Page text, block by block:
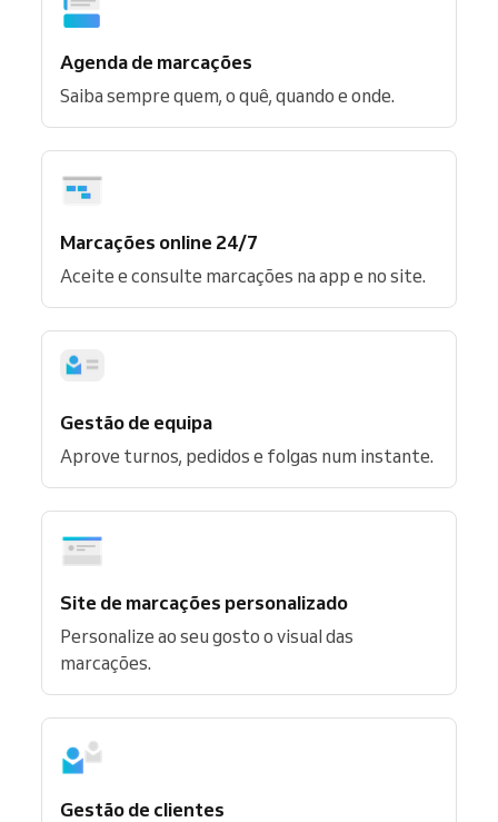
Agenda de marcações
Saiba sempre quem, o quê, quando e onde.
Marcações online 24/7
Aceite e consulte marcações na app e no site.
Gestão de equipa
Aprove turnos, pedidos e folgas num instante.
Site de marcações personalizado
Personalize ao seu gosto o visual das
marcações.
Gestão de clientes